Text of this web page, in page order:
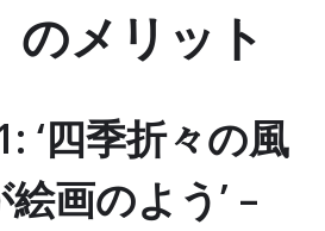
のメリット
‘四季折々の風
画のよう’ –